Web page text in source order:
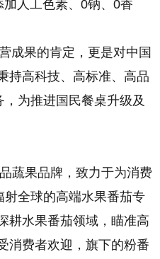
人工色素、0钠、0香
成果的肯定，更是对中国
持高科技、高标准、高品
为推进国民餐桌升级及
蔬果品牌，致力于为消费
射全球的高端水果番茄专
耕水果番茄领域，瞄准高
消费者欢迎，旗下的粉番